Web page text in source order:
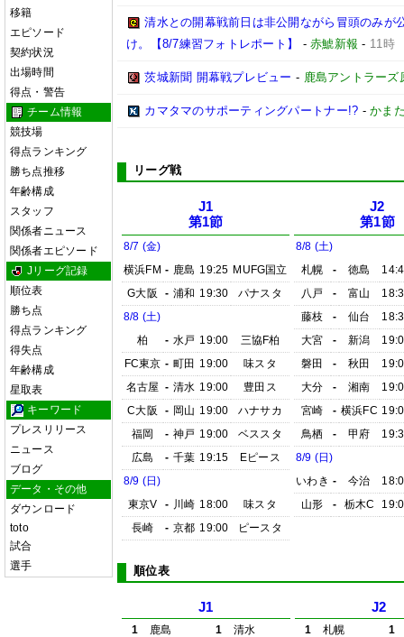
移籍
エピソード
契約状況
出場時間
得点・警告
チーム情報
競技場
得点ランキング
勝ち点推移
年齢構成
スタッフ
関係者ニュース
関係者エピソード
Jリーグ記録
順位表
勝ち点
得点ランキング
得失点
年齢構成
星取表
キーワード
プレスリリース
ニュース
ブログ
データ・その他
ダウンロード
toto
試合
選手
清水との開幕戦前日は非公開ながら冒頭のみが
け。【8/7練習フォトレポート】
-赤鯱新報 - 11時
茨城新聞 開幕戦プレビュー - 鹿島アントラーズ
カマタマのサポーティングパートナー!? -かま
リーグ戦
J1
第1節
8/7 (金)
横浜FM - 鹿島 19:25 MUFG国立
G大阪
- 浦和 19:30
パナスタ
8/8 (土)
柏
- 水戸 19:00
三協F柏
FC東京 - 町田 19:00
味スタ
名古屋 - 清水 19:00
豊田ス
C大阪
- 岡山 19:00
ハナサカ
福岡
- 神戸 19:00
ベススタ
広島
- 千葉 19:15
Eピース
8/9 (日)
東京V
- 川崎 18:00
味スタ
長崎
- 京都 19:00 ピースタ
J2
第1節
8/8 (土)
札幌
- 徳島
八戸
- 富山
藤枝
- 仙台
大宮
- 新潟
磐田
- 秋田
大分
- 湘南
宮崎
- 横浜FC
鳥栖
- 甲府
8/9 (日)
いわき - 今治
山形
- 栃木C
順位表
J1
1 鹿島 1
清水
J2
1 札幌
1